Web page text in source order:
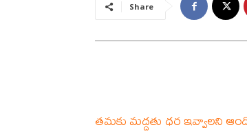
Share
తమకు మద్దతు ధర ఇవ్వాలని